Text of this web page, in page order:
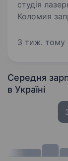
студія
Коломия
роботи
3 тиж. тому
Середня
в Україні